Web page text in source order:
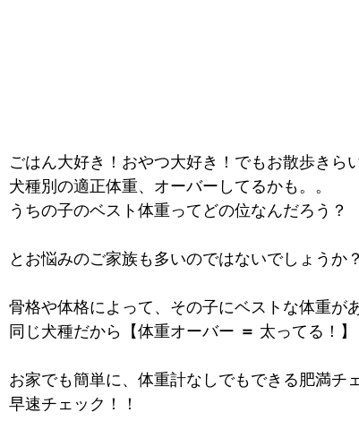
ごはん大好き！おやつ大好き！でもお散歩きら
犬種別の適正体重、オーバーしてるかも。。
うちの子のベスト体重ってどの位なんだろう？
とお悩みのご家族も多いのではないでしょうか？
骨格や体格によって、その子にベストな体重が
同じ犬種だから【体重オーバー ＝ 太ってる！】
お家でも簡単に、体重計なしでもできる肥満チ
早速チェック！！